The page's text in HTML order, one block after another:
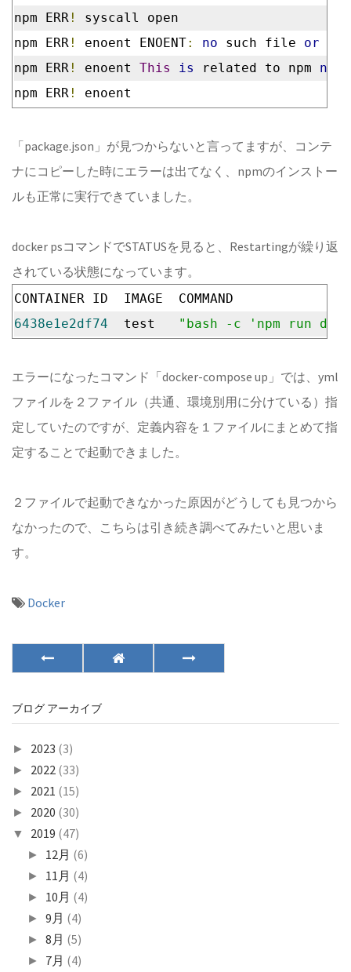
npm ERR !
syscall open
npm ERR ! enoent ENOENT: no such file or
npm ERR ! enoent This is related to npm not
npm ERR ! enoent
「package.json」が見つからないと言ってますが、コンテ
ナにコピーした時にエラーは出てなく、npmのインストー
ルも正常に実行できていました。
docker psコマンドでSTATUSを見ると、Restartingが繰り返
されている状態になっています。
CONTAINER ID  IMAGE  COMMAND
6438e1e2df74
  test
"bash -c 'npm run de…"
エラーになったコマンド「docker-compose up」では、yml
ファイルを２ファイル（共通、環境別用に分けている）指
定していたのですが、定義内容を１ファイルにまとめて指
定することで起動できました。
２ファイルで起動できなかった原因がどうしても見つから
なかったので、こちらは引き続き調べてみたいと思いま
す。
Docker
ブログ アーカイブ
► 2023 (3)
► 2022 (33)
► 2021 (15)
► 2020 (30)
▼ 2019 (47)
► 12月 (6)
► 11月 (4)
► 10月 (4)
►9月 (4)
►8月 (5)
► 7月 (4)